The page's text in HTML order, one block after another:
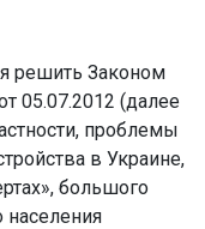
решить Законом
05.07.2012 (далее
проблемы
в Украине,
большого
населения